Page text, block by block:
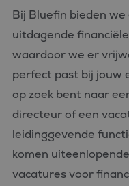
Bij Bluefin bieden
uitdagende
waardoor we er
perfect past bij jouw
op zoek bent naar
directeur of een
leidinggevende
komen
vacatures voor